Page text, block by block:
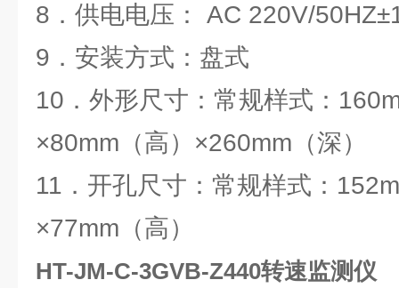
8．供电电压： AC 220V/
9．安装方式：盘式
10．外形尺寸：常规样式：
×80mm（高）×260mm（深）
11．开孔尺寸：常规样式：
×77mm（高）
HT-JM-C-3GVB-Z440转速监测仪